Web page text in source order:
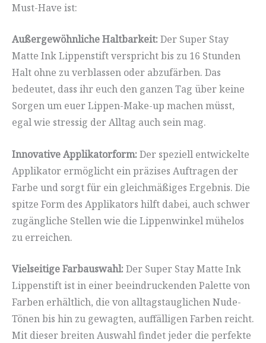
Must-Have ist:
Außergewöhnliche Haltbarkeit: Der Super Stay
Matte Ink Lippenstift verspricht bis zu 16 Stunden
Halt ohne zu verblassen oder abzufärben. Das
bedeutet, dass ihr euch den ganzen Tag über keine
Sorgen um euer Lippen-Make-up machen müsst,
egal wie stressig der Alltag auch sein mag.
Innovative Applikatorform: Der speziell entwickelte
Applikator ermöglicht ein präzises Auftragen der
Farbe und sorgt für ein gleichmäßiges Ergebnis. Die
spitze Form des Applikators hilft dabei, auch schwer
zugängliche Stellen wie die Lippenwinkel mühelos
zu erreichen.
Vielseitige Farbauswahl: Der Super Stay Matte Ink
Lippenstift ist in einer beeindruckenden Palette von
Farben erhältlich, die von alltagstauglichen Nude-
Tönen bis hin zu gewagten, auffälligen Farben reicht.
Mit dieser breiten Auswahl findet jeder die perfekte